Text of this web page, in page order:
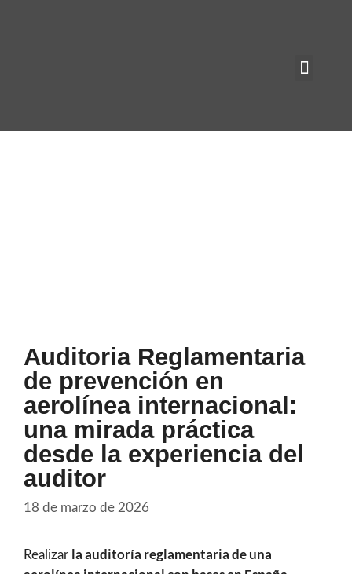
Auditoria Reglamentaria
de prevención en
aerolínea internacional:
una mirada práctica
desde la experiencia del
auditor
18 de marzo de 2026
Realizar la auditoría reglamentaria de una